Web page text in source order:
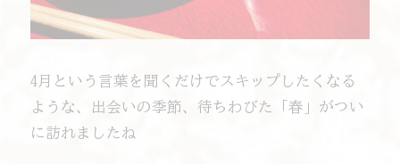
4月という言葉を聞くだけでスキップしたくなる
ような、出会いの季節、待ちわびた「春」がつい
に訪れましたね